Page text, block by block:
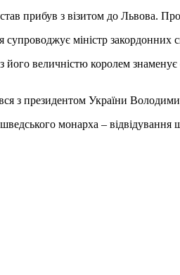
прибув з візитом до Львова.
супроводжує міністр
його величністю королем
з президентом України
монарха – відвідування